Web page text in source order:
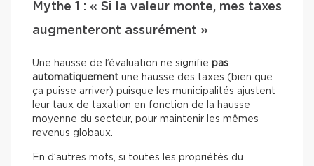
Mythe 1 : « Si la valeur monte, mes taxes
augmenteront assurément »
Une hausse de l’évaluation ne signifie pas
automatiquement une hausse des taxes (bien que
ça puisse arriver) puisque les municipalités ajustent
leur taux de taxation en fonction de la hausse
moyenne du secteur, pour maintenir les mêmes
revenus globaux.
En d’autres mots, si toutes les propriétés du